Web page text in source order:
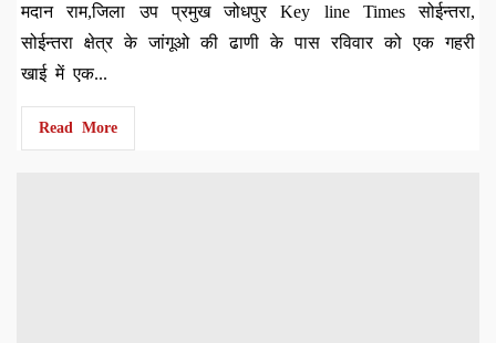
मदान राम,जिला उप प्रमुख जोधपुर Key line Times सोईन्तरा,
सोईन्तरा क्षेत्र के जांगूओ की ढाणी के पास रविवार को एक गहरी
खाई में एक...
Read More